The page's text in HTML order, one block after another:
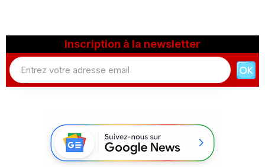
Inscription à la newsletter